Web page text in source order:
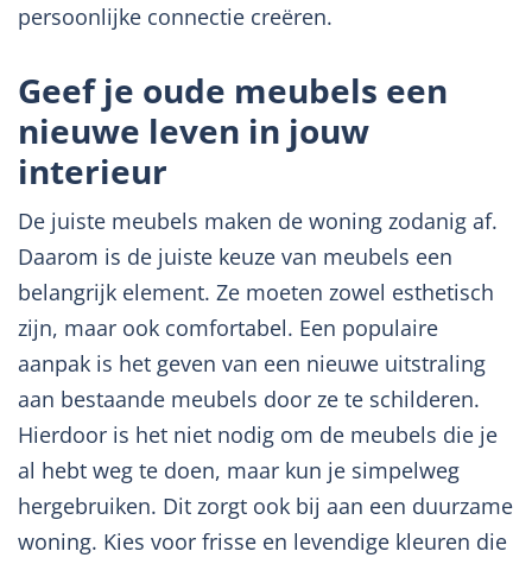
persoonlijke connectie creëren.
Geef je oude meubels een
nieuwe leven in jouw
interieur
De juiste meubels maken de woning zodanig af.
Daarom is de juiste keuze van meubels een
belangrijk element. Ze moeten zowel esthetisch
zijn, maar ook comfortabel. Een populaire
aanpak is het geven van een nieuwe uitstraling
aan bestaande meubels door ze te schilderen.
Hierdoor is het niet nodig om de meubels die je
al hebt weg te doen, maar kun je simpelweg
hergebruiken. Dit zorgt ook bij aan een duurzame
woning. Kies voor frisse en levendige kleuren die